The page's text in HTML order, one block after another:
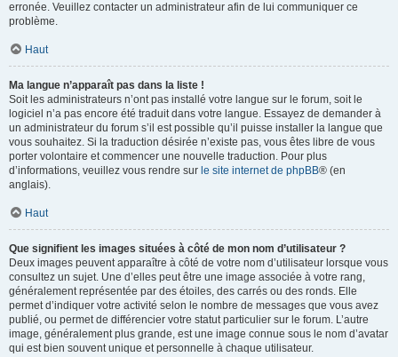
erronée. Veuillez contacter un administrateur afin de lui communiquer ce
problème.
Haut
Ma langue n’apparaît pas dans la liste !
Soit les administrateurs n’ont pas installé votre langue sur le forum, soit le
logiciel n’a pas encore été traduit dans votre langue. Essayez de demander à
un administrateur du forum s’il est possible qu’il puisse installer la langue que
vous souhaitez. Si la traduction désirée n’existe pas, vous êtes libre de vous
porter volontaire et commencer une nouvelle traduction. Pour plus
d’informations, veuillez vous rendre sur le site internet de phpBB® (en
anglais).
Haut
Que signifient les images situées à côté de mon nom d’utilisateur ?
Deux images peuvent apparaître à côté de votre nom d’utilisateur lorsque vous
consultez un sujet. Une d’elles peut être une image associée à votre rang,
généralement représentée par des étoiles, des carrés ou des ronds. Elle
permet d’indiquer votre activité selon le nombre de messages que vous avez
publié, ou permet de différencier votre statut particulier sur le forum. L’autre
image, généralement plus grande, est une image connue sous le nom d’avatar
qui est bien souvent unique et personnelle à chaque utilisateur.